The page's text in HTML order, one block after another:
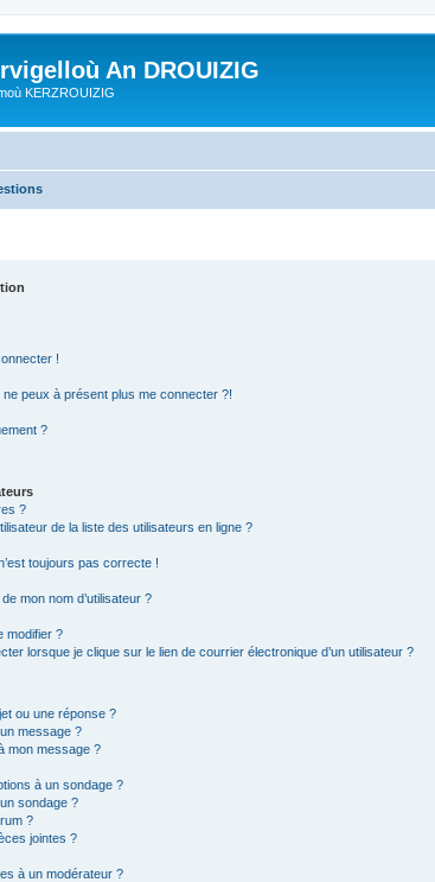
An DROUIZIG
KERZROUIZIG
!
peux à présent plus me connecter ?!
?
?
de la liste des utilisateurs en ligne ?
toujours pas correcte !
mon nom d’utilisateur ?
modifier ?
lorsque je clique sur le lien de courrier électronique d’un utilisateur ?
ou une réponse ?
message ?
mon message ?
à un sondage ?
sondage ?
?
jointes ?
à un modérateur ?